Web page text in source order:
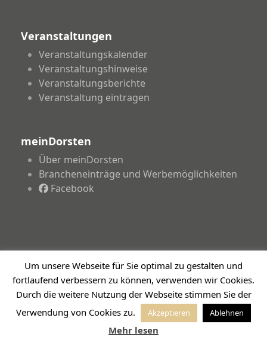
Veranstaltungen
Veranstaltungskalender
Veranstaltungshinweise
Veranstaltungsberichte
Veranstaltung eintragen
meinDorsten
Über meinDorsten
Brancheneinträge und Werbemöglichkeiten
Facebook
Copyright 2026 - meinDorsten.de - Informationen für
unsere Region
ImpressumDatenschutzerklärungHaftungsausschluss
Um unsere Webseite für Sie optimal zu gestalten und
fortlaufend verbessern zu können, verwenden wir Cookies.
Durch die weitere Nutzung der Webseite stimmen Sie der
Verwendung von Cookies zu.
Akzeptieren Ablehnen
Mehr lesen